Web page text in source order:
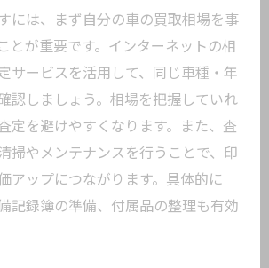
大田区で押さえるべき情報と注意
査定のコツと買取価格アップの秘
取サービスの活用術を徹底解説
で失敗しない中古車買取の基礎知
には、まず自分の車の買取相場を事
とが重要です。インターネットの相
サービスを活用して、同じ車種・年
認しましょう。相場を把握していれ
定を避けやすくなります。また、査
掃やメンテナンスを行うことで、印
アップにつながります。具体的に
記録簿の準備、付属品の整理も有効